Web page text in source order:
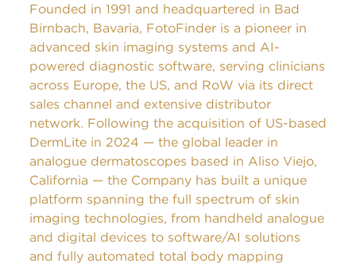
Founded in 1991 and headquartered in Bad
Birnbach, Bavaria, FotoFinder is a pioneer in
advanced skin imaging systems and AI-
powered diagnostic software, serving clinicians
across Europe, the US, and RoW via its direct
sales channel and extensive distributor
network. Following the acquisition of US-based
DermLite in 2024 — the global leader in
analogue dermatoscopes based in Aliso Viejo,
California — the Company has built a unique
platform spanning the full spectrum of skin
imaging technologies, from handheld analogue
and digital devices to software/AI solutions
and fully automated total body mapping